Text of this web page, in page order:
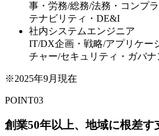
事・労務/総務/法務・コンプ
テナビリティ・DE&I
社内システムエンジニア
IT/DX企画・戦略/アプリケー
チャー/セキュリティ・ガバナ
※2025年9月現在
POINT03
創業50年以上、地域に根差す